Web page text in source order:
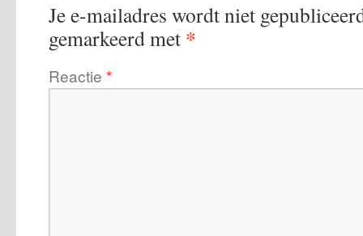
Je e-mailadres wordt niet
gemarkeerd met *
Reactie *